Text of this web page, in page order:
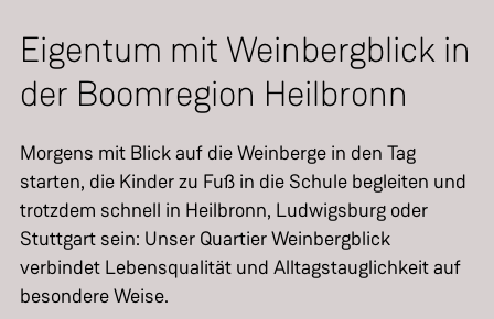
Eigentum mit Weinbergblick in
der Boomregion Heilbronn
Morgens mit Blick auf die Weinberge in den Tag
starten, die Kinder zu Fuß in die Schule begleiten und
trotzdem schnell in Heilbronn, Ludwigsburg oder
Stuttgart sein: Unser Quartier Weinbergblick
verbindet Lebensqualität und Alltagstauglichkeit auf
besondere Weise.